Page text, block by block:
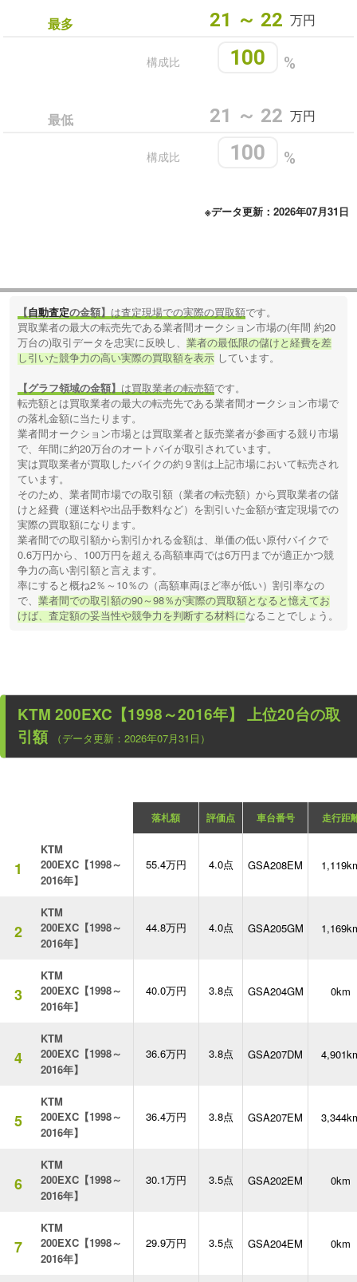
最多 21 ～ 22 万円
%
100
構成比
最低 21 ～ 22 万円
%
100
構成比
※データ更新：2026年07月31日
【自動査定の金額】 は査定現場での実際の買取額です。
買取業者の最大の転売先である業者間オークション市場の(年間 約20
万台の)取引データを忠実に反映し、業者の最低限の儲けと経費を差
し引いた競争力の高い実際の買取額を表示 しています。
【グラフ領域の金額】 は買取業者の転売額です。
転売額とは買取業者の最大の転売先である業者間オークション市場で
の落札金額に当たります。
業者間オークション市場とは買取業者と販売業者が参画する競り市場
で、年間に約20万台のオートバイが取引されています。
実は買取業者が買取したバイクの約９割は上記市場において転売され
ています。
そのため、業者間市場での取引額（業者の転売額）から買取業者の儲
けと経費（運送料や出品手数料など）を割引いた金額が査定現場での
実際の買取額になります。
業者間での取引額から割引かれる金額は、単価の低い原付バイクで
0.6万円から、100万円を超える高額車両では6万円までが適正かつ競
争力の高い割引額と言えます。
率にすると概ね2％～10％の（高額車両ほど率が低い）割引率なの
で、業者間での取引額の90～98％が実際の買取額となると憶えてお
けば、査定額の妥当性や競争力を判断する材料になることでしょう。
KTM 200EXC【1998～2016年】
引額
（データ更新：2026年07月31日）
落札額 評価点 車台番号 走行距
1
KTM
200EXC【1998～
2016年】
55.4万円 4.0点 GSA208EM
2
KTM
200EXC【1998～
2016年】
44.8万円 4.0点 GSA205GM
3
KTM
200EXC【1998～
2016年】
40.0万円 3.8点 GSA204GM 0km
4
KTM
200EXC【1998～
2016年】
36.6万円 3.8点 GSA207DM
5
KTM
200EXC【1998～
2016年】
36.4万円 3.8点 GSA207EM
6
KTM
200EXC【1998～
2016年】
30.1万円 3.5点 GSA202EM 0km
7
KTM
200EXC【1998～
2016年】
29.9万円 3.5点 GSA204EM 0km